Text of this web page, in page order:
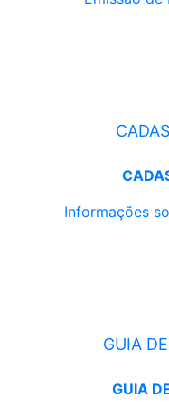
Informações
GUIA
GUIA